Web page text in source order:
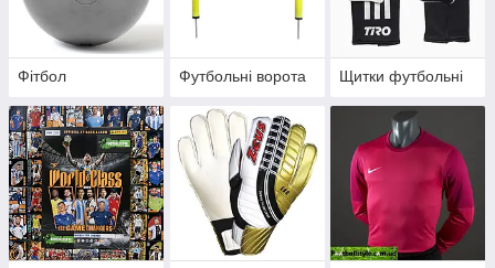
Фітбол Футбольні ворота Щитки футбольні